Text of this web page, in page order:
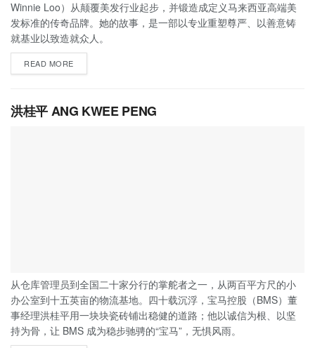
Winnie Loo）从颠覆美发行业起步，并锻造成定义马来西亚高端美
发标准的传奇品牌。她的故事，是一部以专业重塑尊严、以善意铸
就基业以致造就众人。
READ MORE
洪桂平 ANG KWEE PENG
从仓库管理员到全国二十家分行的掌舵者之一，从两百平方尺的小
办公室到十五英亩的物流基地。四十载沉浮，宝马控股（BMS）董
事经理洪桂平用一块块瓷砖铺出稳健的道路；他以诚信为根、以坚
持为骨，让 BMS 成为稳步驰骋的“宝马”，无惧风雨。